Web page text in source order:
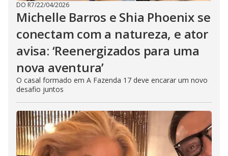
DO R7/22/04/2026
Michelle Barros e Shia Phoenix se
conectam com a natureza, e ator
avisa: ‘Reenergizados para uma
nova aventura’
O casal formado em A Fazenda 17 deve encarar um novo
desafio juntos